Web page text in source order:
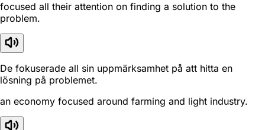
focused all their attention on finding a solution to the
problem.
De fokuserade all sin uppmärksamhet på att hitta en
lösning på problemet.
an economy focused around farming and light industry.